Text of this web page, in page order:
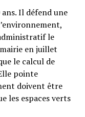
ans. Il défend une
le
en juillet
le calcul de
pointe
doivent être
les espaces verts